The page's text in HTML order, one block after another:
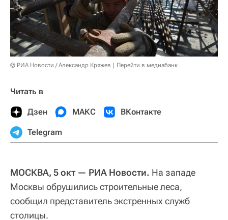
© РИА Новости / Александр Кряжев Перейти в медиабанк
Читать в
Дзен МАКС ВКонтакте
Telegram
МОСКВА, 5 окт — РИА Новости. На западе
Москвы обрушились строительные леса,
сообщил представитель экстренных служб
столицы.